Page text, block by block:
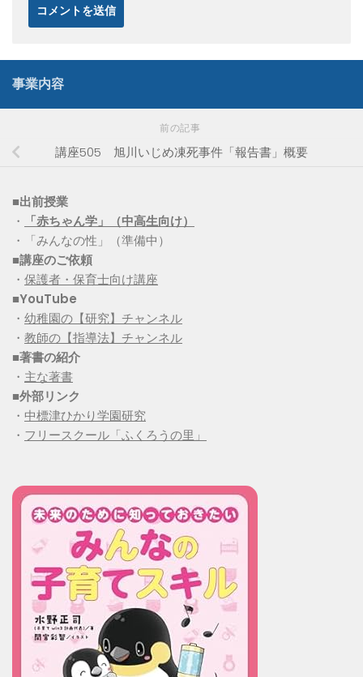
事業内容
前の記事
講座505 旭川いじめ凍死事件「報告書」概要
■出前授業
・
「赤ちゃん学」（中高生向け）
・「みんなの性」（準備中）
■講座のご依頼
・ 保護者・保育士向け講座
■YouTube
・ 幼稚園の【研究】チャンネル
・ 教師の【指導法】チャンネル
■著書の紹介
・ 主な著書
■外部リンク
・ 中標津ひかり学園研究
・ フリースクール「ふくろうの里」